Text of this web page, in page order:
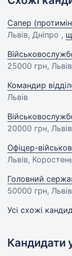
Сапер
Львів, Дніпро ,
25000 грн,
Командир
Львів
20000 грн, Львів
Офіцер-
Львів,
Головний
50000 грн,
Усі схожі
Кандидати